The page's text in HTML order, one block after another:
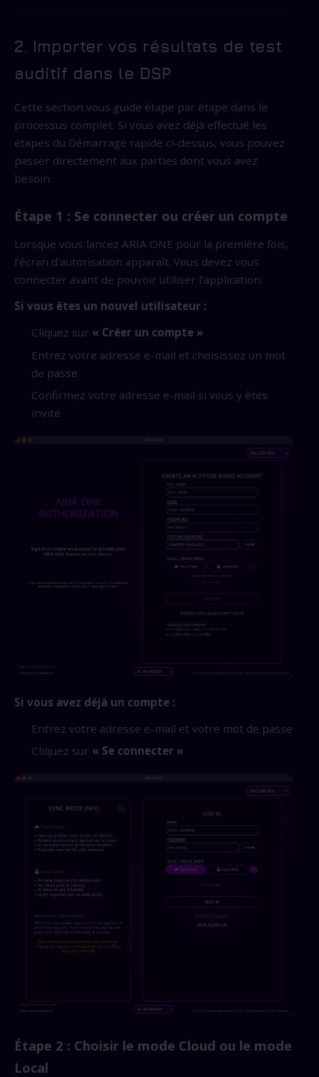
2. Importer vos résultats de test
auditif dans le DSP
Cette section vous guide étape par étape dans le
processus complet. Si vous avez déjà effectué les
étapes du Démarrage rapide ci-dessus, vous pouvez
passer directement aux parties dont vous avez
besoin.
Étape 1 : Se connecter ou créer un compte
Lorsque vous lancez ARIA ONE pour la première fois,
l'écran d'autorisation apparaît. Vous devez vous
connecter avant de pouvoir utiliser l'application.
Si vous êtes un nouvel utilisateur :
Cliquez sur « Créer un compte »
Entrez votre adresse e-mail et choisissez un mot
de passe
Confirmez votre adresse e-mail si vous y êtes
invité
Si vous avez déjà un compte :
Entrez votre adresse e-mail et votre mot de passe
Cliquez sur « Se connecter »
Étape 2 : Choisir le mode Cloud ou le mode
Local